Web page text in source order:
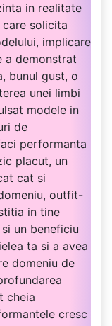
in realitate
solicita
implicare
a demonstrat
bunul gust, o
unei limbi
modele in
de
performanta
placut, un
cat si
outfit-
in tine
un beneficiu
ta si a avea
domeniu de
cheia
cresc